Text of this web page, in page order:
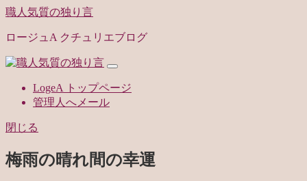
職人気質の独り言
ロージュA クチュリエブログ
LogeA トップページ
管理人へメール
閉じる
梅雨の晴れ間の幸運